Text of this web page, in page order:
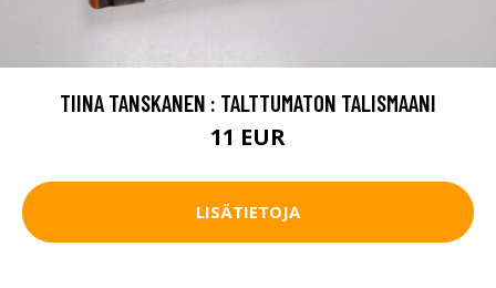
TIINA TANSKANEN : TALTTUMATON TALISMAANI
11 EUR
LISÄTIETOJA